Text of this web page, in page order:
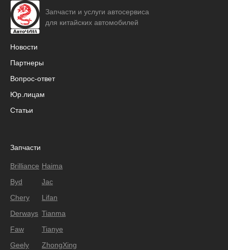
Запчасти и услуги автосервиса
для китайских автомобилей
Новости
Партнеры
Вопрос-ответ
Юр.лицам
Статьи
Запчасти
Brilliance
Byd
Chery
Derways
Faw
Geely
Haima
Jac
Lifan
Tianma
Tianye
ZhongXing